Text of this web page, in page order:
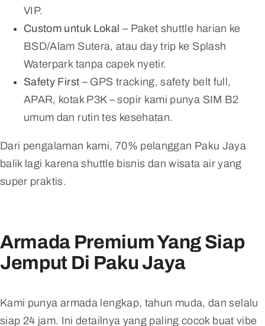
VIP.
Custom untuk Lokal – Paket shuttle harian ke
BSD/Alam Sutera, atau day trip ke Splash
Waterpark tanpa capek nyetir.
Safety First – GPS tracking, safety belt full,
APAR, kotak P3K – sopir kami punya SIM B2
umum dan rutin tes kesehatan.
Dari pengalaman kami, 70% pelanggan Paku Jaya
balik lagi karena shuttle bisnis dan wisata air yang
super praktis.
Armada Premium Yang Siap
Jemput Di Paku Jaya
Kami punya armada lengkap, tahun muda, dan selalu
siap 24 jam. Ini detailnya yang paling cocok buat vibe